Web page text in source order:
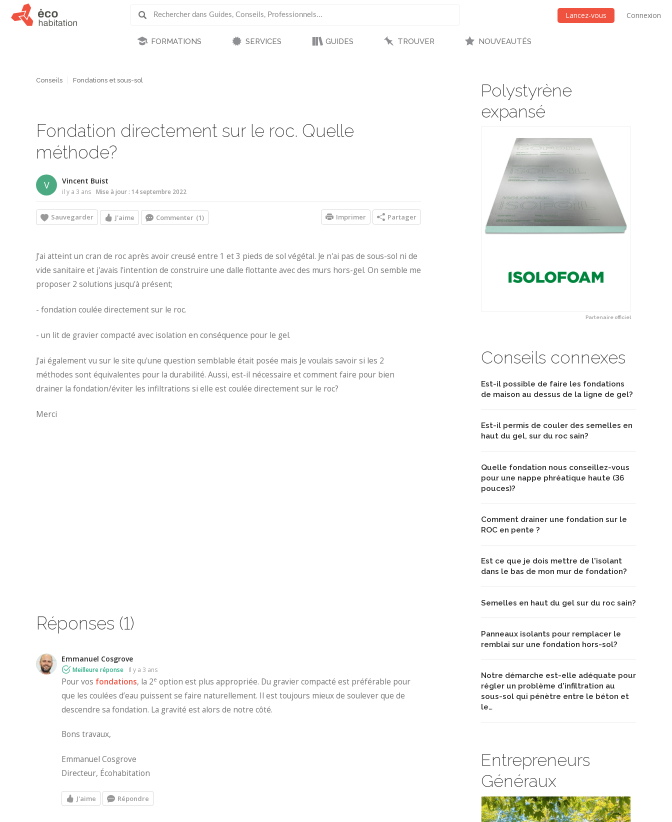
Lancez-vous Connexion
FORMATIONS SERVICES GUIDES TROUVER NOUVEAUTÉS
Polystyrène
expansé
Partenaire officiel
Conseils connexes
Est-il possible de faire les fondations
de maison au dessus de la ligne de gel?
Est-il permis de couler des semelles en
haut du gel, sur du roc sain?
Quelle fondation nous conseillez-vous
pour une nappe phréatique haute (36
pouces)?
Comment drainer une fondation sur le
ROC en pente ?
Est ce que je dois mettre de l'isolant
dans le bas de mon mur de fondation?
Semelles en haut du gel sur du roc sain?
Panneaux isolants pour remplacer le
remblai sur une fondation hors-sol?
Notre démarche est-elle adéquate pour
régler un problème d'infiltration au
sous-sol qui pénètre entre le béton et
le…
Entrepreneurs
Généraux
Conseils Fondations et sous-sol
Fondation directement sur le roc. Quelle
méthode?
V Vincent Buist
il y a 3 ans Mise à jour : 14 septembre 2022
Sauvegarder J'aime Commenter (1) Partager
Imprimer
J'ai atteint un cran de roc après avoir creusé entre 1 et 3 pieds de sol végétal. Je n'ai pas de sous-sol ni de
vide sanitaire et j'avais l'intention de construire une dalle flottante avec des murs hors-gel. On semble me
proposer 2 solutions jusqu'à présent;
- fondation coulée directement sur le roc.
- un lit de gravier compacté avec isolation en conséquence pour le gel.
J'ai également vu sur le site qu'une question semblable était posée mais Je voulais savoir si les 2
méthodes sont équivalentes pour la durabilité. Aussi, est-il nécessaire et comment faire pour bien
drainer la fondation/éviter les infiltrations si elle est coulée directement sur le roc?
Merci
Réponses (1)
Emmanuel Cosgrove
Meilleure réponse il y a 3 ans
Pour vos fondations, la 2e option est plus appropriée. Du gravier compacté est préférable pour
que les coulées d’eau puissent se faire naturellement. Il est toujours mieux de soulever que de
descendre sa fondation. La gravité est alors de notre côté.
Bons travaux,
Emmanuel Cosgrove
Directeur, Écohabitation
J'aime Répondre